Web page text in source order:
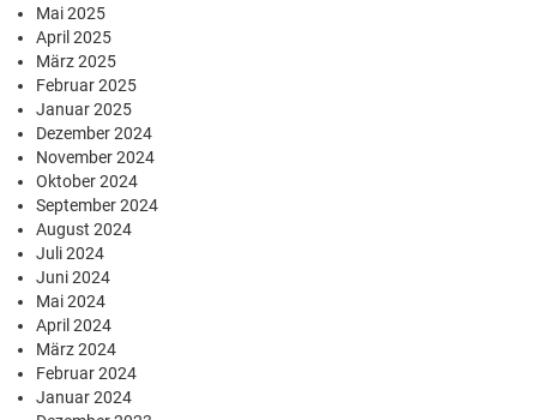
Mai 2025
April 2025
März 2025
Februar 2025
Januar 2025
Dezember 2024
November 2024
Oktober 2024
September 2024
August 2024
Juli 2024
Juni 2024
Mai 2024
April 2024
März 2024
Februar 2024
Januar 2024